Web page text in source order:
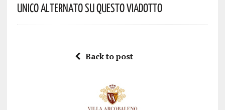
Unico Alternato Su Questo Viadotto
Back to post